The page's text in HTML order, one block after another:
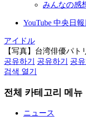
みんなの感
YouTube 中央日
アイドル
【写真】台湾俳優パ
공유하기
공유하기
공유
검색 열기
전체 카테고리 메뉴
ニュース